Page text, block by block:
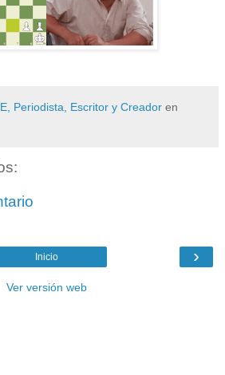
Periodista, Escritor y Creador en
›
Inicio
Ver versión web